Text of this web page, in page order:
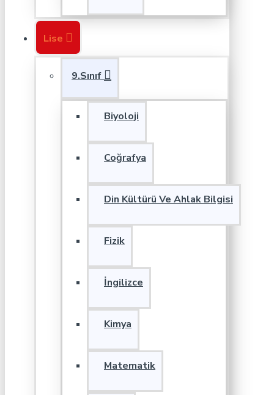
Lise
9.Sınıf
Biyoloji
Coğrafya
Din Kültürü Ve Ahlak Bilgisi
Fizik
İngilizce
Kimya
Matematik